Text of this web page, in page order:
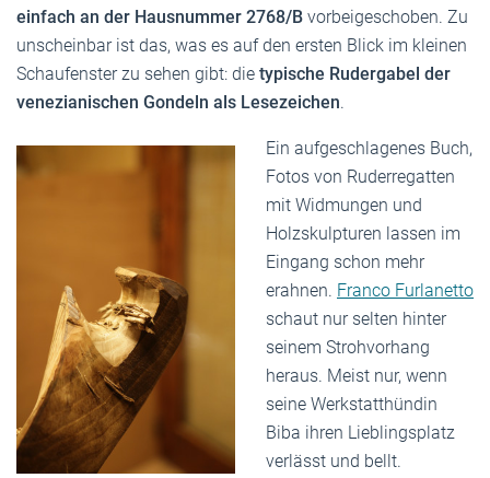
einfach an der Hausnummer 2768/B vorbeigeschoben. Zu
unscheinbar ist das, was es auf den ersten Blick im kleinen
Schaufenster zu sehen gibt: die typische Rudergabel der
venezianischen Gondeln als Lesezeichen.
Ein aufgeschlagenes Buch,
Fotos von Ruderregatten
mit Widmungen und
Holzskulpturen lassen im
Eingang schon mehr
erahnen. Franco Furlanetto
schaut nur selten hinter
seinem Strohvorhang
heraus. Meist nur, wenn
seine Werkstatthündin
Biba ihren Lieblingsplatz
verlässt und bellt.